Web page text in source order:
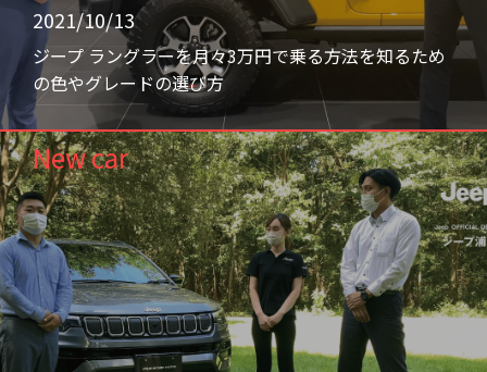
2021/10/13
ジープ ラングラーを月々3万円で乗る方法を知るため
の色やグレードの選び方
New car